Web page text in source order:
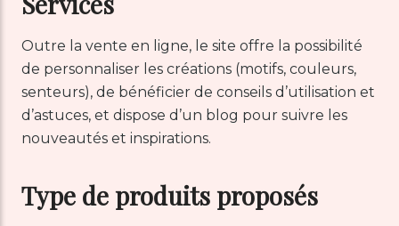
Outre la vente en ligne, le site offre la possibilité
de personnaliser les créations (motifs, couleurs,
senteurs), de bénéficier de conseils d’utilisation et
d’astuces, et dispose d’un blog pour suivre les
nouveautés et inspirations.
Type de produits proposés